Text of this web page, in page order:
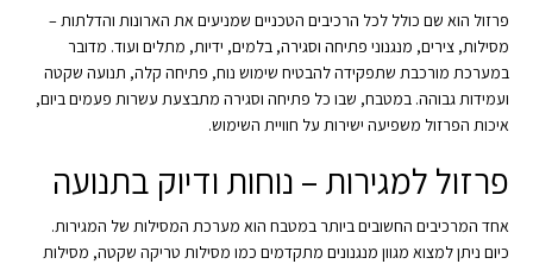
פרזול הוא שם כולל לכל הרכיבים הטכניים שמניעים את הארונות והדלתות –
מסילות, צירים, מנגנוני פתיחה וסגירה, בלמים, ידיות, מתלים ועוד. מדובר
במערכת מורכבת שתפקידה להבטיח שימוש נוח, פתיחה קלה, תנועה שקטה
ועמידות גבוהה. במטבח, שבו כל פתיחה וסגירה מתבצעת עשרות פעמים ביום,
איכות הפרזול משפיעה ישירות על חוויית השימוש.
פרזול למגירות – נוחות ודיוק בתנועה
אחד המרכיבים החשובים ביותר במטבח הוא מערכת המסילות של המגירות.
כיום ניתן למצוא מגוון מנגנונים מתקדמים כמו מסילות טריקה שקטה, מסילות